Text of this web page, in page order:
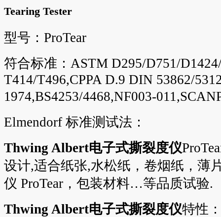
Tearing Tester
型号：ProTear
符合标准：ASTM D295/D751/
T414/T496,CPPA D.9 DIN 53862/
1974,BS4253/4468,NF003-
Elmendorf 标准测试法：
Thwing Albert电子式撕裂度仪
设计,适合纸张,水松纸，卷烟纸，薄
仪 ProTear，包装材料…等品质试验.
Thwing Albert电子式撕裂度仪特性